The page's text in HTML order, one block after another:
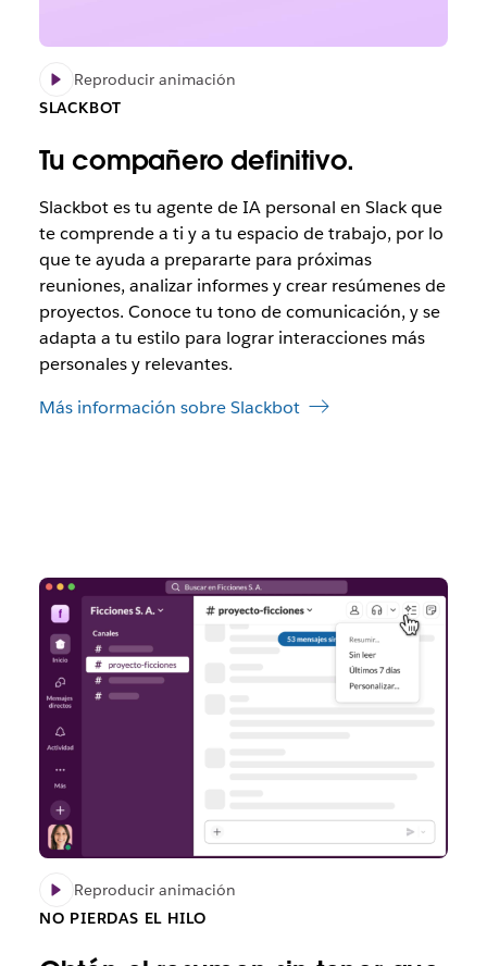
Reproducir animación
SLACKBOT
Tu compañero definitivo.
Slackbot es tu agente de IA personal en Slack que
te comprende a ti y a tu espacio de trabajo, por lo
que te ayuda a prepararte para próximas
reuniones, analizar informes y crear resúmenes de
proyectos. Conoce tu tono de comunicación, y se
adapta a tu estilo para lograr interacciones más
personales y relevantes.
Más información sobre Slackbot
Reproducir animación
NO PIERDAS EL HILO